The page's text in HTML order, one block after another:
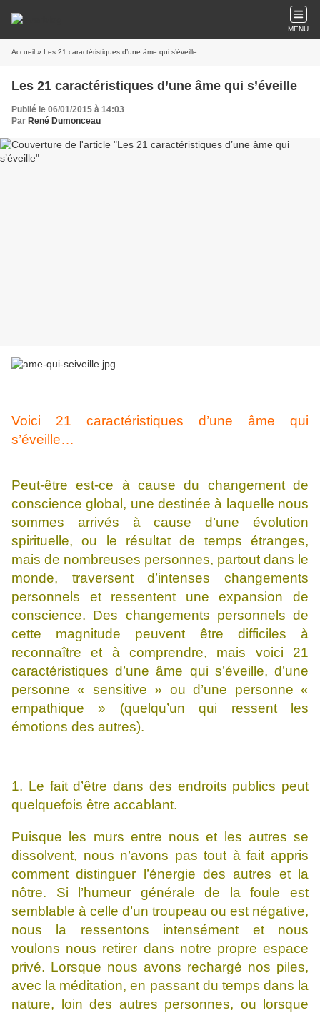
MENU
Accueil » Les 21 caractéristiques d’une âme qui s’éveille
Les 21 caractéristiques d’une âme qui s’éveille
Publié le 06/01/2015 à 14:03
Par René Dumonceau
Voici 21 caractéristiques d’une âme qui
s’éveille…
Peut-être est-ce à cause du changement de
conscience global, une destinée à laquelle nous
sommes arrivés à cause d’une évolution
spirituelle, ou le résultat de temps étranges,
mais de nombreuses personnes, partout dans le
monde, traversent d’intenses changements
personnels et ressentent une expansion de
conscience. Des changements personnels de
cette magnitude peuvent être difficiles à
reconnaître et à comprendre, mais voici 21
caractéristiques d’une âme qui s’éveille, d’une
personne « sensitive » ou d’une personne «
empathique » (quelqu’un qui ressent les
émotions des autres).
1. Le fait d’être dans des endroits publics peut
quelquefois être accablant.
Puisque les murs entre nous et les autres se
dissolvent, nous n’avons pas tout à fait appris
comment distinguer l’énergie des autres et la
nôtre. Si l’humeur générale de la foule est
semblable à celle d’un troupeau ou est négative,
nous la ressentons intensément et nous
voulons nous retirer dans notre propre espace
privé. Lorsque nous avons rechargé nos piles,
avec la méditation, en passant du temps dans la
nature, loin des autres personnes, ou lorsque